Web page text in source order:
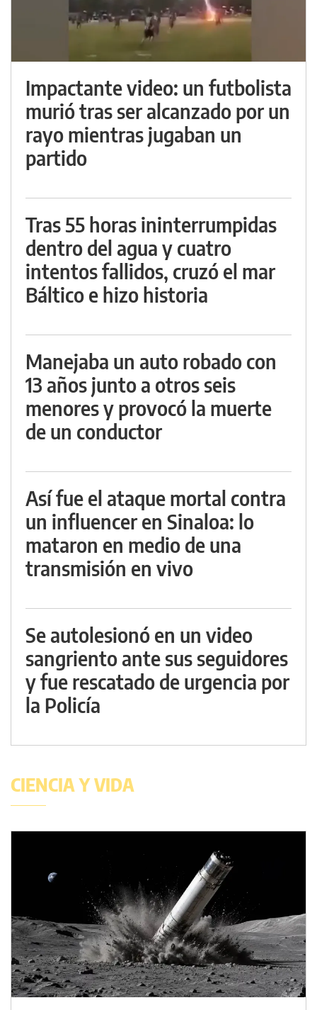
Impactante video: un futbolista
murió tras ser alcanzado por un
rayo mientras jugaban un
partido
Tras 55 horas ininterrumpidas
dentro del agua y cuatro
intentos fallidos, cruzó el mar
Báltico e hizo historia
Manejaba un auto robado con
13 años junto a otros seis
menores y provocó la muerte
de un conductor
Así fue el ataque mortal contra
un influencer en Sinaloa: lo
mataron en medio de una
transmisión en vivo
Se autolesionó en un video
sangriento ante sus seguidores
y fue rescatado de urgencia por
la Policía
CIENCIA Y VIDA